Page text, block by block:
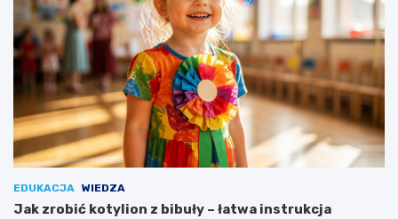
EDUKACJA WIEDZA
Jak zrobić kotylion z bibuły – łatwa instrukcja